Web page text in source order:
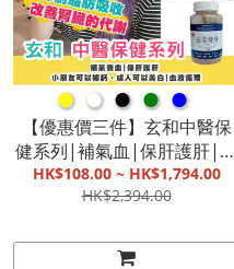
●●●●●
【優惠價三件】玄和中醫保
健系列|補氣血|保肝護肝|小
朋友可以補鈣、成人可以美
白|改善代謝、循環|提升睡
月底發貨】
HK$108.00 ~ HK$1,794.00
HK$2,394.00